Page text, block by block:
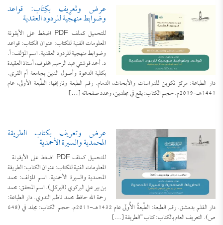
عرض وتَعرِيف بكِتَاب: قواعد
وضوابط منهجية للردود العقدية
للتحميل كملف PDF اضغط على الأيقونة
المعلومات الفنية للكتاب: عنوان الكتاب: قواعد
وضوابط منهجية للردود العقدية. اسم المؤلف: أ.
د. أحمد قوشتي عبد الرحيم مخلوف، أستاذ العقيدة
بكلية الدعوة وأصول الدين بجامعة أم القرى.
دار الطباعة: مركز تكوين للدراسات والأبحاث، الدمام. رقم الطبعة وتاريخها: الطَّبعة الأولَى، عام
1441هـ-2019م. حجم الكتاب: يقع في مجلدين، وعدد صفحاته […]
عرض وتعريف بكتاب الطريقة
المحمدية والسيرة الأحمدية
للتحميل كملف PDF اضغط على الأيقونة
المعلومات الفنية للكتاب: عنوان الكتاب: الطريقة
المحمدية والسيرة الأحمدية. اسم المؤلف: محمد
بن بير علي البركوي (البركلي). اسم المحقق: محمد
رحمة الله حافظ محمد ناظم الندوي. دار الطباعة:
دار القلم بدمشق. رقم الطبعة: الطَّبعةُ الأُولَى عام 1432هـ-2011م. حجم الكتاب: مجلد في (648
ص). التعريف العام بالكتاب: كتاب “الطريقة […]